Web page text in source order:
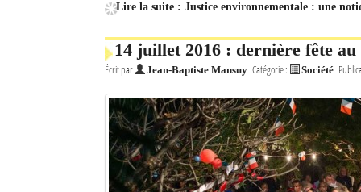
L'actualité du tourisme
Lire la suite : Justice environnementale : une
14 juillet 2016 : dernière fête
Écrit par Jean-Baptiste Mansuy Catégorie : Société